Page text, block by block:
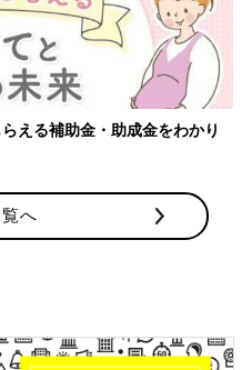
感染症対策、知っておいて！
へ